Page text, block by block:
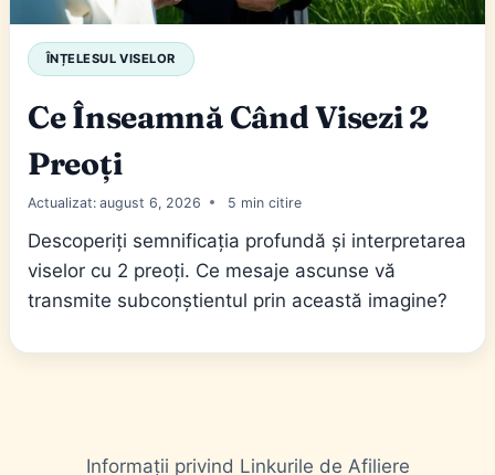
ÎNȚELESUL VISELOR
Ce Înseamnă Când Visezi 2
Preoți
Actualizat: august 6, 2026 5
Descoperiți semnificația profundă și interpretarea
viselor cu 2 preoți. Ce mesaje ascunse vă
transmite subconștientul prin această imagine?
Informații privind Linkurile de Afiliere